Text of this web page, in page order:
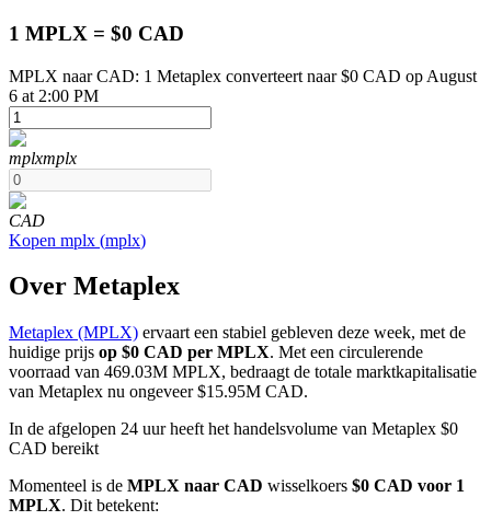
USDT-futures
COIN-M-futures
Cryptocurrency-futures
TradFi
Derivaten voor aandelen, forex, edelmetalen en grondstoffen
1 MPLX = $0 CAD
MPLX naar CAD: 1 Metaplex converteert naar $0 CAD op August
6 at 2:00 PM
mplxmplx
CAD
Kopen mplx (mplx)
Over Metaplex
Metaplex (MPLX) ervaart een stabiel gebleven deze week, met de
huidige prijs op $0 CAD per MPLX. Met een circulerende
voorraad van 469.03M MPLX, bedraagt de totale marktkapitalisatie
van Metaplex nu ongeveer $15.95M CAD.
In de afgelopen 24 uur heeft het handelsvolume van Metaplex $0
CAD bereikt
Momenteel is de MPLX naar CAD wisselkoers $0 CAD voor 1
MPLX. Dit betekent: